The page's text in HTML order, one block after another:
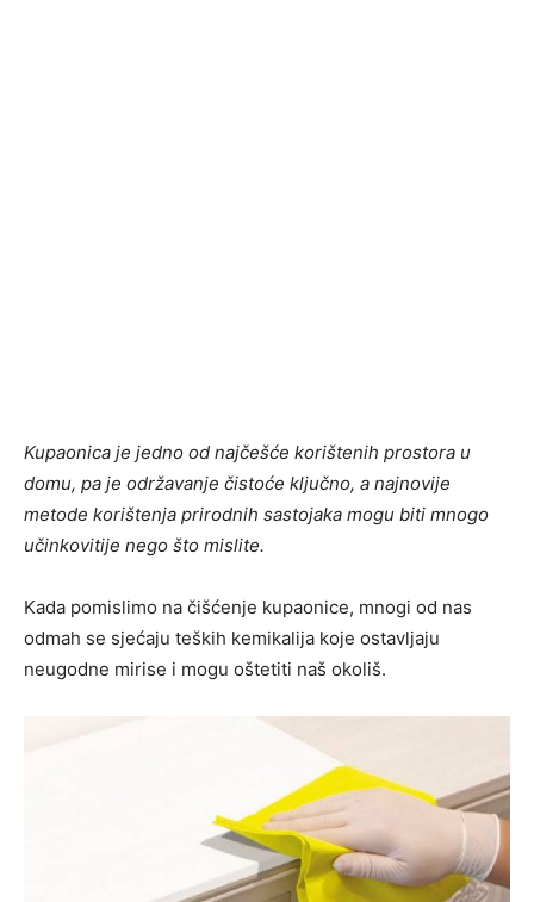
Kupaonica je jedno od najčešće korištenih prostora u
domu, pa je održavanje čistoće ključno, a najnovije
metode korištenja prirodnih sastojaka mogu biti mnogo
učinkovitije nego što mislite.
Kada pomislimo na čišćenje kupaonice, mnogi od nas
odmah se sjećaju teških kemikalija koje ostavljaju
neugodne mirise i mogu oštetiti naš okoliš.